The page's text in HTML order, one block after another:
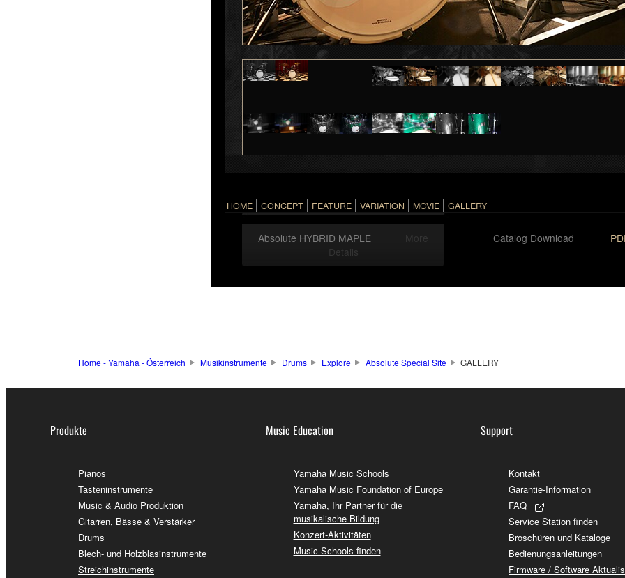
HOME CONCEPT FEATURE VARIATION MOVIE GALLERY
Absolute HYBRID MAPLE
More
Details
Catalog Download
Home - Yamaha - Österreich Musikinstrumente Drums Explore Absolute Special Site GALLERY
Produkte
Pianos
Tasteninstrumente
Music & Audio Produktion
Gitarren, Bässe & Verstärker
Drums
Blech- und Holzblasinstrumente
Streichinstrumente
Music Education
Yamaha Music Schools
Yamaha Music Foundation of Europe
Yamaha, Ihr Partner für die
musikalische Bildung
Konzert-Aktivitäten
Music Schools finden
Support
Kontakt
Garantie-Information
FAQ
Service Station finden
Broschüren und Kataloge
Bedienungsanleitungen
Firmware / Software